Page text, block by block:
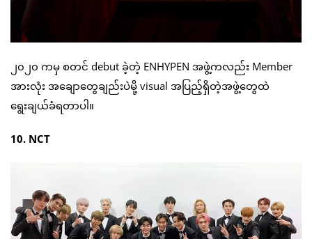
၂၀၂၀ ကမှ စတင် debut ခဲ့တဲ့ ENHYPEN အဖွဲ့ကလည်း Member
အားလုံး အချောတွေချည်းပဲမို့ visual အပြည့်ရှိတဲ့အဖွဲ့တွေထဲ
ရွေးချယ်ခံရတာပါ။
10. NCT